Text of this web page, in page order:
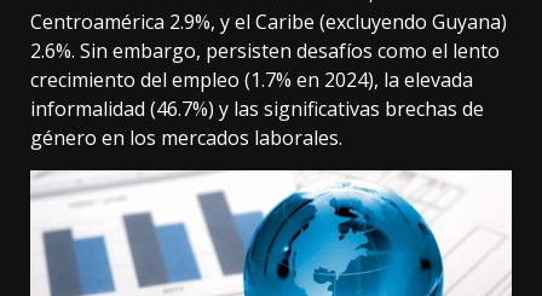
Centroamérica 2.9%, y el Caribe (excluyendo Guyana)
2.6%. Sin embargo, persisten desafíos como el lento
crecimiento del empleo (1.7% en 2024), la elevada
informalidad (46.7%) y las significativas brechas de
género en los mercados laborales.